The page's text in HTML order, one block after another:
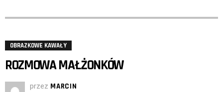
OBRAZKOWE KAWAŁY
ROZMOWA MAŁŻONKÓW
przez MARCIN